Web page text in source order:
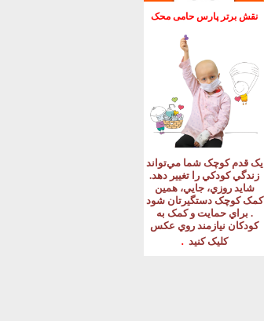
نقش برتر پارس حامی محک
يک قدم کوچک شما مي‌تواند
زندگي کودکي را تغيير دهد.
شايد روزي، جايي، همين
کمک کوچک دستگيرتان شود
. براي حمايت و کمک به
کودکان نيازمند روي عکس
کليک کنيد .